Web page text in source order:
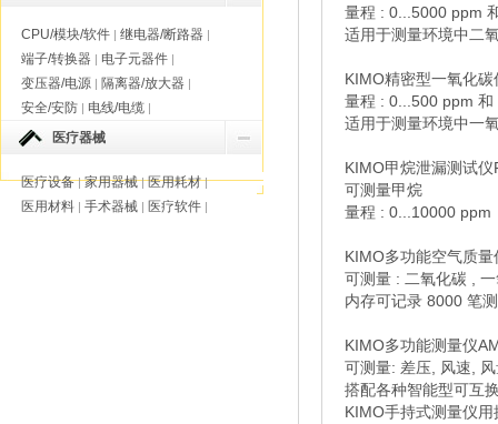
CPU/模块/软件 | 继电器/断路器 |
端子/转换器 | 电子元器件 |
变压器/电源 | 隔离器/放大器 |
安全/安防 | 电线/电缆 |
医疗器械
医疗设备 | 家用器械 | 医用耗材 |
医用材料 | 手术器械 | 医疗软件 |
量程 : 0...5000 ppm
适用于测量环境中二
KIMO精密型一氧化
量程 : 0...500 ppm 和
适用于测量环境中一
KIMO甲烷泄漏测试
可测量甲烷
量程 : 0...10000 ppm
KIMO多功能空气质
可测量 : 二氧化碳 ,
内存可记录 8000 笔
KIMO多功能测量仪
可测量: 差压, 风速,
搭配各种智能型可互
KIMO手持式测量仪用